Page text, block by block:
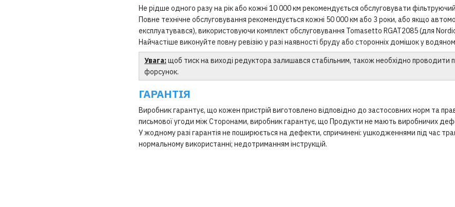
Не рідше одного разу на рік або кожні 10 000 км рекомендується обслуговувати
Повне технічне обслуговування рекомендується кожні 50 000 км або 3 роки, або якщо
експлуатувався), використовуючи комплект обслуговування Tomasetto RGAT2085 (для
Найчастіше виконуйте повну ревізію у разі наявності бруду або сторонніх домішок у
Увага:щоб тиск на виході редуктора залишався стабільним, також необхідно проводити
форсунок.
ГАРАНТІЯ
Виробник гарантує, що кожен пристрій виготовлено відповідно до застосовних норм та
письмової угоди між Сторонами, виробник гарантує, що Продукти не мають виробничих
У жодному разі гарантія не поширюється на дефекти, спричинені: ушкодженнями під час
нормальному використанні; недотриманням інструкцій.